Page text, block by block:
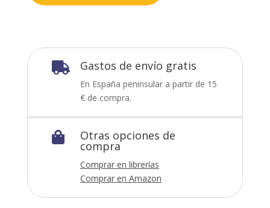
 Gastos de envío gratis
En España peninsular a partir de 15
€ de compra.
 Otras opciones de
compra
Comprar en librerías
Comprar en Amazon